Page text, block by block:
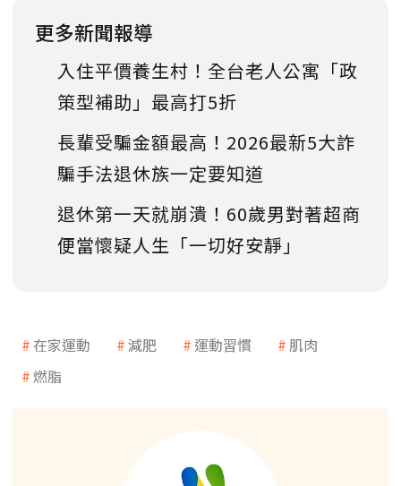
更多新聞報導
入住平價養生村！全台老人公寓「政
策型補助」最高打5折
長輩受騙金額最高！2026最新5大詐
騙手法退休族一定要知道
退休第一天就崩潰！60歲男對著超商
便當懷疑人生「一切好安靜」
在家運動 減肥 運動習慣
肌肉
燃脂